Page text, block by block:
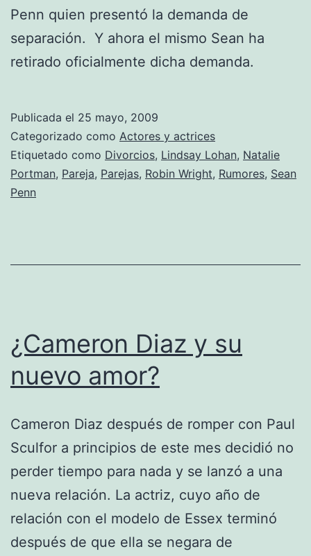
Penn quien presentó la demanda de
separación. Y ahora el mismo Sean ha
retirado oficialmente dicha demanda.
Publicada el 25 mayo, 2009
Categorizado como Actores y actrices
Etiquetado como Divorcios, Lindsay Lohan, Natalie
Portman, Pareja, Parejas, Robin Wright, Rumores, Sean
Penn
¿Cameron Diaz y su
nuevo amor?
Cameron Diaz después de romper con Paul
Sculfor a principios de este mes decidió no
perder tiempo para nada y se lanzó a una
nueva relación. La actriz, cuyo año de
relación con el modelo de Essex terminó
después de que ella se negara de